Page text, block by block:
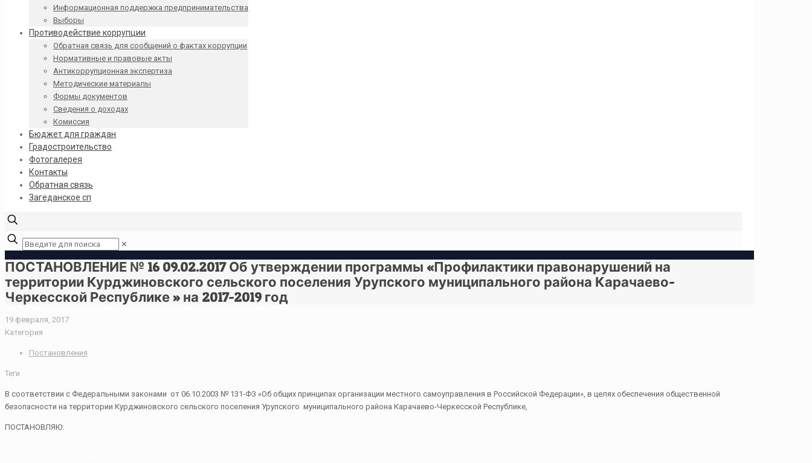
Информационная поддержка предпринимательства
Выборы
Противодействие коррупции
Обратная связь для сообщений о фактах коррупции
Нормативные и правовые акты
Антикоррупционная экспертиза
Методические материалы
Формы документов
Сведения о доходах
Комиссия
Бюджет для граждан
Градостроительство
Фотогалерея
Контакты
Обратная связь
Загеданское сп
✕
ПОСТАНОВЛЕНИЕ № 16 09.02.2017 Об утверждении программы «Профилактики правонарушений на
территории Курджиновского сельского поселения Урупского муниципального района Карачаево-
Черкесской Республике » на 2017-2019 год
19 февраля, 2017
Категория
Постановления
Теги
В соответствии с Федеральными законами от 06.10.2003 № 131-ФЗ «Об общих принципах организации местного самоуправления в Российской Федерации», в целях обеспечения общественной
безопасности на территории Курджиновского сельского поселения Урупского муниципального района Карачаево-Черкесской Республике,
ПОСТАНОВЛЯЮ: